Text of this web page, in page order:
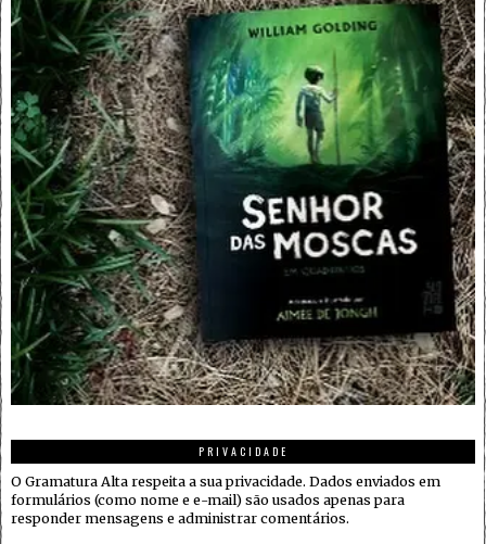
PRIVACIDADE
O Gramatura Alta respeita a sua privacidade. Dados enviados em
formulários (como nome e e-mail) são usados apenas para
responder mensagens e administrar comentários.